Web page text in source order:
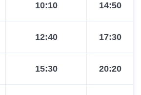
10:10 14:50
12:40 17:30
15:30 20:20